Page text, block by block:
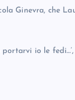
Ginevra, che
portarvi io le